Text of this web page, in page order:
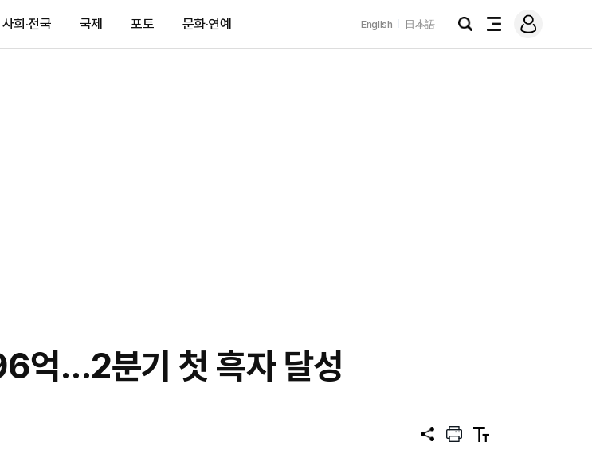
사회·전국 국제 포토 문화·연예 English 日本語
검
전
메
그
억…2분기 첫 흑자 달성
공
프
텍